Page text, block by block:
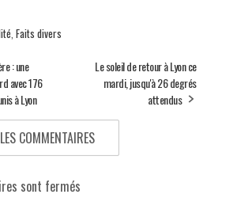
Faits divers
: une
avec 176
à Lyon
Le soleil de retour à Lyon ce
mardi, jusqu'à 26 degrés
attendus
COMMENTAIRES
sont fermés